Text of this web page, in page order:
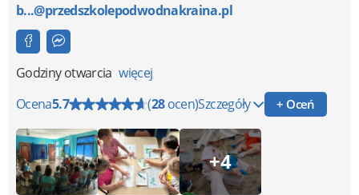
b...@przedszkolepodwodnakraina.pl
Godziny otwarcia więcej
Ocena5.7 (28ocen)Szczegóły + Oceń
+4